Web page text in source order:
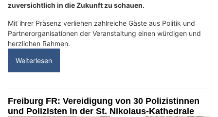
zuversichtlich in die Zukunft zu schauen.
Mit ihrer Präsenz verliehen zahlreiche Gäste aus Politik und
Partnerorganisationen der Veranstaltung einen würdigen und
herzlichen Rahmen.
Weiterlesen
Freiburg FR: Vereidigung von 30 Polizistinnen
und Polizisten in der St. Nikolaus-Kathedrale